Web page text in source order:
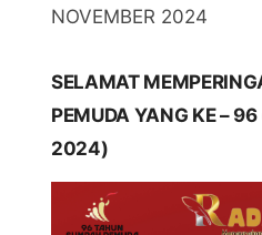
NOVEMBER 2024
SELAMAT
PEMUDA YANG KE –
2024)